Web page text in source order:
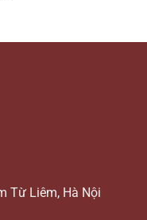
Từ Liêm, Hà Nội